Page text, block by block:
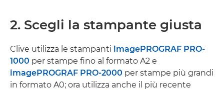
2. Scegli la stampante giusta
Clive utilizza le stampanti imagePROGRAF PRO-
1000 per stampe fino al formato A2 e
imagePROGRAF PRO-2000 per stampe più grandi
in formato A0; ora utilizza anche il più recente